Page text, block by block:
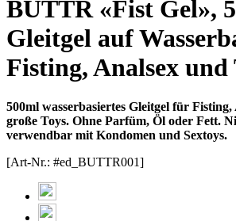
BUTTR «Fist Gel»,
Gleitgel auf
Fisting, Analsex und
500ml wasserbasiertes Gleitgel für
große Toys. Ohne Parfüm, Öl oder Fett.
verwendbar mit Kondomen und Sextoys.
[Art-Nr.: #ed_BUTTR001]